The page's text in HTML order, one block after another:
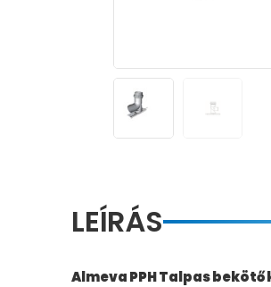
LEÍRÁS
Almeva PPH Talpas